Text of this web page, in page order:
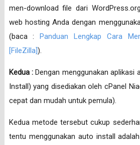
men-download file dari
web hosting Anda dengan
(baca :Panduan Lengkap Cara
[FileZilla]).
Kedua :Dengan menggunakan aplikasi
Install) yang disediakan oleh cPanel
cepat dan mudah untuk pemula).
Kedua metode tersebut cukup
tentu menggunakan auto install